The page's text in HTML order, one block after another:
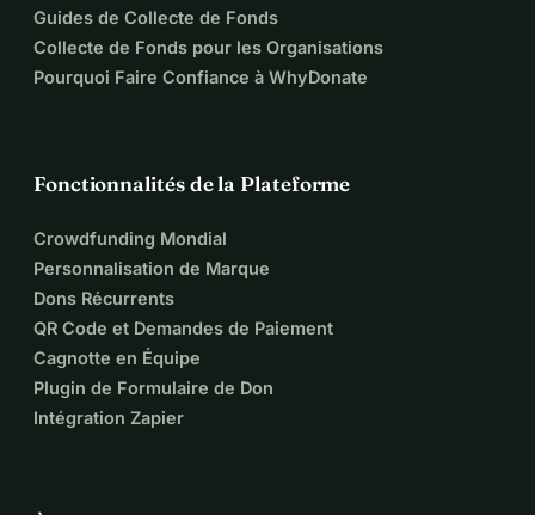
Guides de Collecte de Fonds
Collecte de Fonds pour les Organisations
Pourquoi Faire Confiance à WhyDonate
Fonctionnalités de la Plateforme
Crowdfunding Mondial
Personnalisation de Marque
Dons Récurrents
QR Code et Demandes de Paiement
Cagnotte en Équipe
Plugin de Formulaire de Don
Intégration Zapier